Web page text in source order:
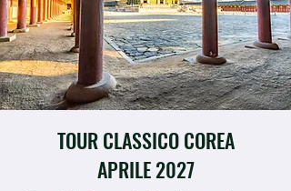
TOUR CLASSICO COREA
APRILE 2027